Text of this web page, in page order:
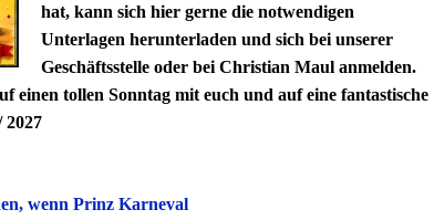
hat, kann sich hier gerne die notwendigen
Unterlagen herunterladen und sich bei unserer
Geschäftsstelle oder bei Christian Maul anmelden.
tollen Sonntag mit euch und auf eine fantastische
wenn Prinz Karneval